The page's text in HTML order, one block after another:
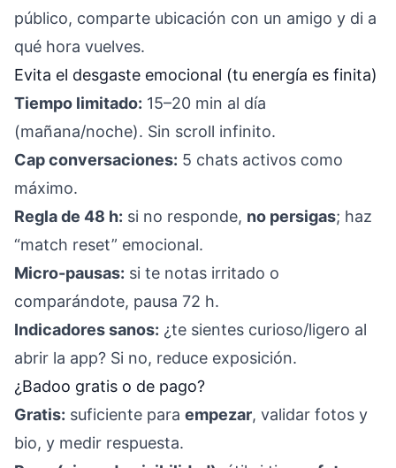
público, comparte ubicación con un amigo y di a
qué hora vuelves.
Evita el desgaste emocional (tu energía es finita)
Tiempo limitado: 15–20 min al día
(mañana/noche). Sin scroll infinito.
Cap conversaciones: 5 chats activos como
máximo.
Regla de 48 h: si no responde, no persigas; haz
“match reset” emocional.
Micro-pausas: si te notas irritado o
comparándote, pausa 72 h.
Indicadores sanos: ¿te sientes curioso/ligero al
abrir la app? Si no, reduce exposición.
¿Badoo gratis o de pago?
Gratis: suficiente para empezar, validar fotos y
bio, y medir respuesta.